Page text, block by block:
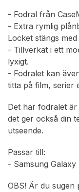
- Fodral från
- Extra rymlig
Locket stängs
- Tillverkat i ett
lyxigt.
- Fodralet kan
titta på film, serier
Det här fodralet
det ger också din
utseende.
Passar till:
- Samsung Galaxy
OBS! Är du sugen